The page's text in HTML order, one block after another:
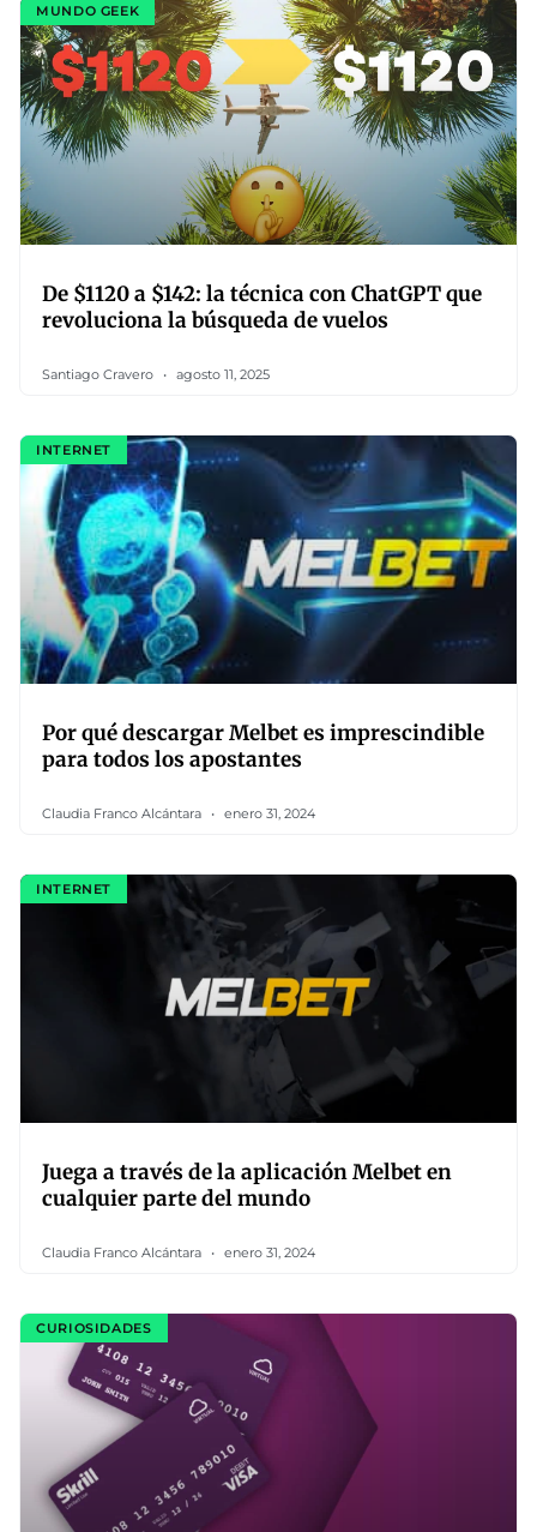
MUNDO GEEK
De $1120 a $142: la técnica con ChatGPT que
revoluciona la búsqueda de vuelos
Santiago Cravero agosto 11, 2025
INTERNET
Por qué descargar Melbet es imprescindible
para todos los apostantes
Claudia Franco Alcántara enero 31, 2024
INTERNET
Juega a través de la aplicación Melbet en
cualquier parte del mundo
Claudia Franco Alcántara enero 31, 2024
CURIOSIDADES